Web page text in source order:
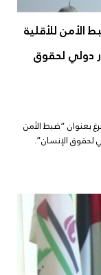
الأمن للأقلية
دولي لحقوق
بعنوان “ضبط الأمن
لحقوق الإنسان”.